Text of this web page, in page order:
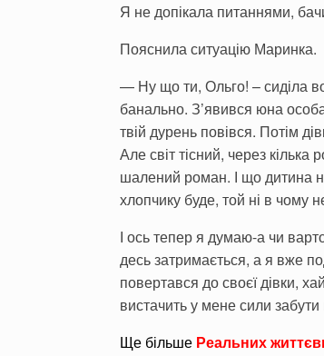
Я не допікала питаннями,
Пояснила ситуацію Маринка.
— Ну що ти, Ольго! – сиділа
банально. З’явився юна
твій дурень повівся. Потім
Але світ тісний, через
шалений роман. І що дитина
хлопчику буде, той ні в
І ось тепер я думаю-а чи
десь затримається, а я вже
повертався до своєї дівки,
вистачить у мене сили
Ще більше Реальних